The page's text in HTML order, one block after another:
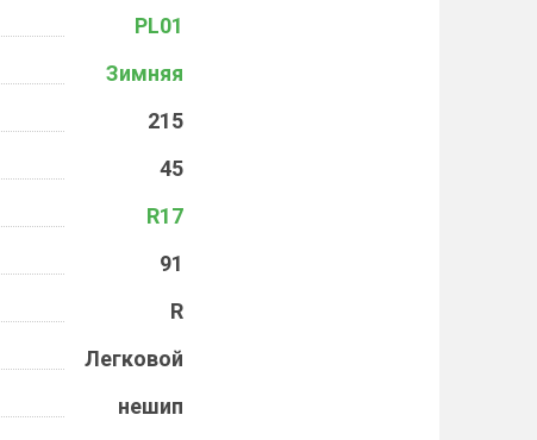
PL01
Зимняя
215
45
R17
91
R
Легковой
нешип